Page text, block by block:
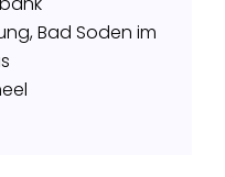
Bad Soden im